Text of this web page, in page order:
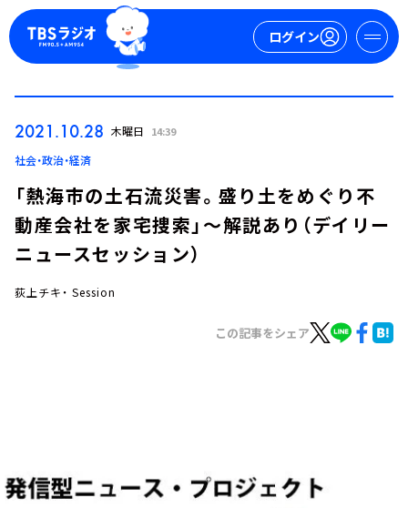
ログイン
会社情報
2021.10.28 木曜日 14:39
社会・政治・経済
「熱海市の土石流災害。盛り土をめぐり不
動産会社を家宅捜索」～解説あり（デイリー
ニュースセッション）
荻上チキ・ Session
この記事をシェア